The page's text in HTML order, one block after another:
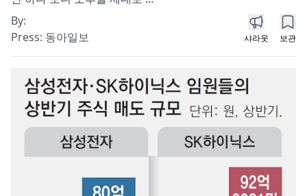
By:
Press: 동아일보 샤라웃 보관